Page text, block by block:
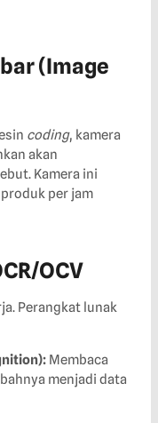
(Image
coding, kamera
akan
Kamera ini
per jam
OCV
Perangkat lunak
Membaca
menjadi data